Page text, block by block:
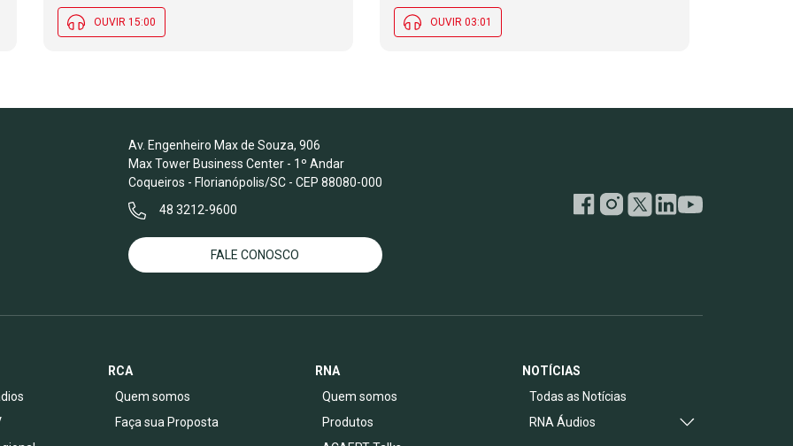
OUVIR 15:00 OUVIR 03:01
Av. Engenheiro Max de Souza, 906
Max Tower Business Center - 1º Andar
Coqueiros - Florianópolis/SC - CEP 88080-000
48 3212-9600
FALE CONOSCO
RCA
Quem somos
Faça sua Proposta
RNA
Quem somos
Produtos
NOTÍCIAS
Todas as Notícias
RNA Áudios